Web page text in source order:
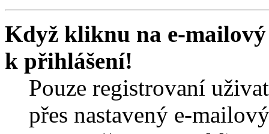
Když kliknu na e-
k přihlášení!
Pouze registrovaní
přes nastavený e-